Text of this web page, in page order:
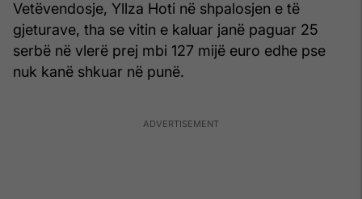
Vetëvendosje, Yllza Hoti në shpalosjen e të
gjeturave, tha se vitin e kaluar janë paguar 25
serbë në vlerë prej mbi 127 mijë euro edhe pse
nuk kanë shkuar në punë.